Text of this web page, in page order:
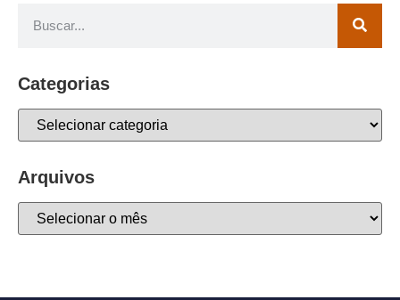
Categorias
Arquivos